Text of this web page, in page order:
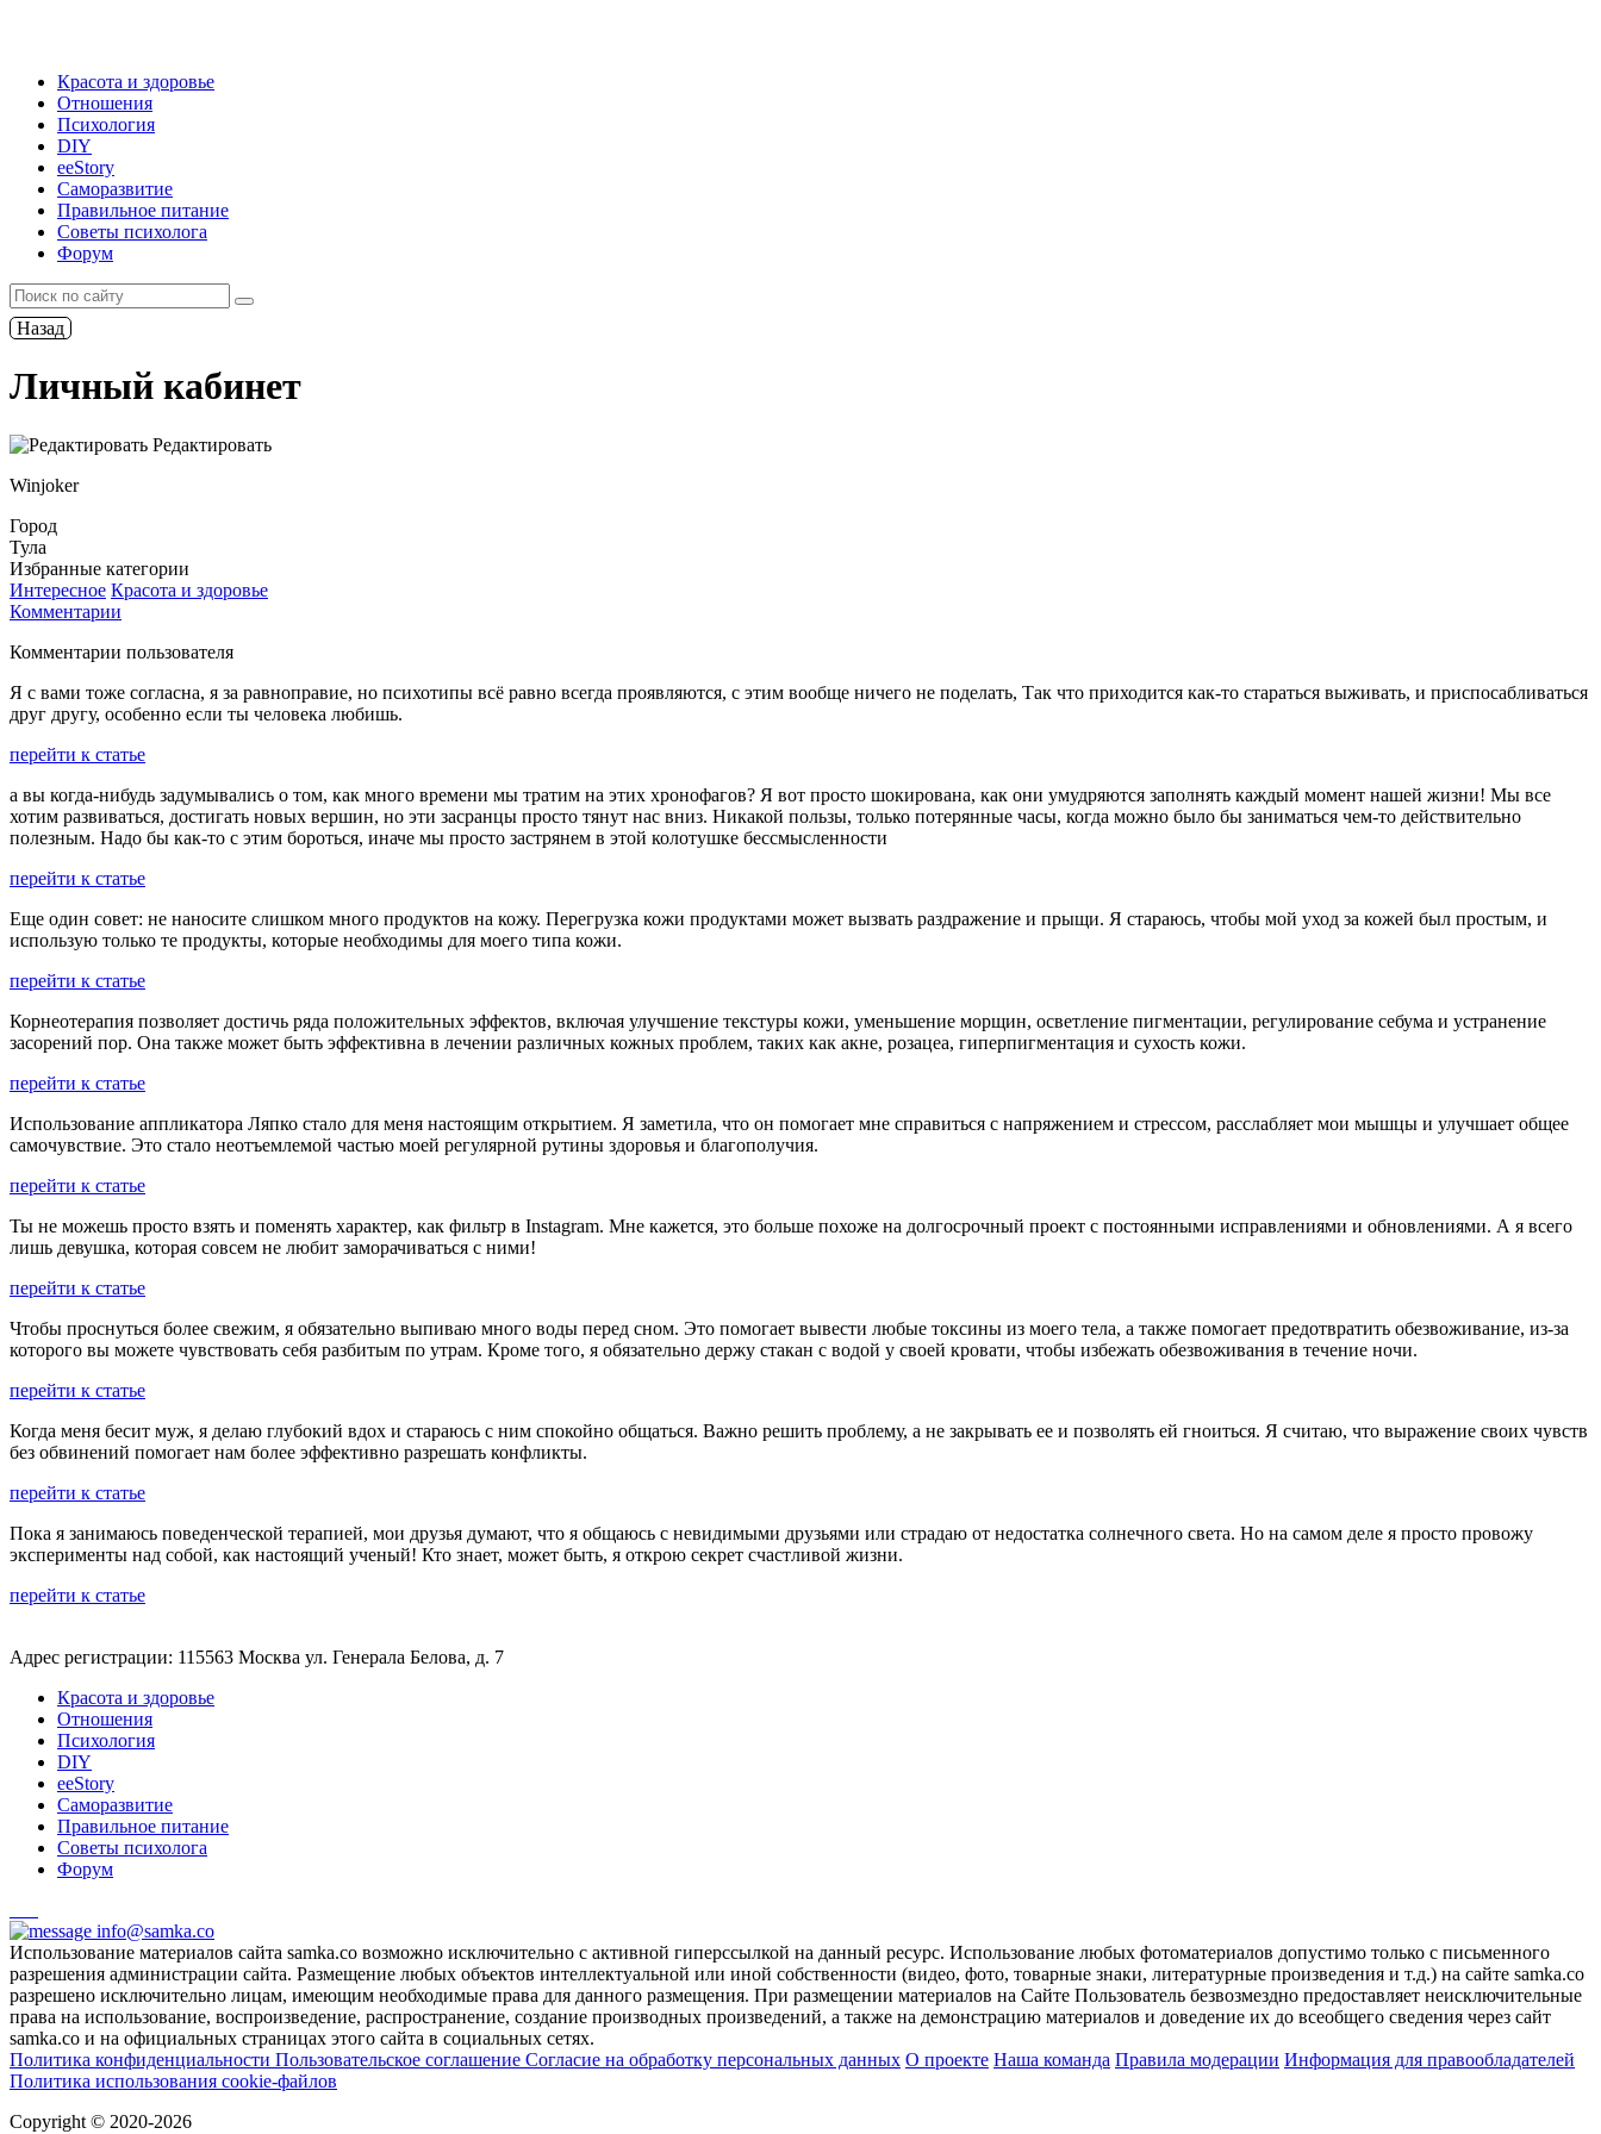
Красота и здоровье
Отношения
Психология
DIY
ееStory
Саморазвитие
Правильное питание
Советы психолога
Форум
Назад
Личный кабинет
Редактировать
Winjoker
Город
Тула
Избранные категории
Интересное Красота и здоровье
Комментарии
Комментарии пользователя
Я с вами тоже согласна, я за равноправие, но психотипы всё равно всегда проявляются, с этим вообще ничего не поделать, Так что приходится как-то стараться выживать, и приспосабливаться
друг другу, особенно если ты человека любишь.
перейти к статье
а вы когда-нибудь задумывались о том, как много времени мы тратим на этих хронофагов? Я вот просто шокирована, как они умудряются заполнять каждый момент нашей жизни! Мы все
хотим развиваться, достигать новых вершин, но эти засранцы просто тянут нас вниз. Никакой пользы, только потерянные часы, когда можно было бы заниматься чем-то действительно
полезным. Надо бы как-то с этим бороться, иначе мы просто застрянем в этой колотушке бессмысленности
перейти к статье
Еще один совет: не наносите слишком много продуктов на кожу. Перегрузка кожи продуктами может вызвать раздражение и прыщи. Я стараюсь, чтобы мой уход за кожей был простым, и
использую только те продукты, которые необходимы для моего типа кожи.
перейти к статье
Корнеотерапия позволяет достичь ряда положительных эффектов, включая улучшение текстуры кожи, уменьшение морщин, осветление пигментации, регулирование себума и устранение
засорений пор. Она также может быть эффективна в лечении различных кожных проблем, таких как акне, розацеа, гиперпигментация и сухость кожи.
перейти к статье
Использование аппликатора Ляпко стало для меня настоящим открытием. Я заметила, что он помогает мне справиться с напряжением и стрессом, расслабляет мои мышцы и улучшает общее
самочувствие. Это стало неотъемлемой частью моей регулярной рутины здоровья и благополучия.
перейти к статье
Ты не можешь просто взять и поменять характер, как фильтр в Instagram. Мне кажется, это больше похоже на долгосрочный проект с постоянными исправлениями и обновлениями. А я всего
лишь девушка, которая совсем не любит заморачиваться с ними!
перейти к статье
Чтобы проснуться более свежим, я обязательно выпиваю много воды перед сном. Это помогает вывести любые токсины из моего тела, а также помогает предотвратить обезвоживание, из-за
которого вы можете чувствовать себя разбитым по утрам. Кроме того, я обязательно держу стакан с водой у своей кровати, чтобы избежать обезвоживания в течение ночи.
перейти к статье
Когда меня бесит муж, я делаю глубокий вдох и стараюсь с ним спокойно общаться. Важно решить проблему, а не закрывать ее и позволять ей гноиться. Я считаю, что выражение своих чувств
без обвинений помогает нам более эффективно разрешать конфликты.
перейти к статье
Пока я занимаюсь поведенческой терапией, мои друзья думают, что я общаюсь с невидимыми друзьями или страдаю от недостатка солнечного света. Но на самом деле я просто провожу
эксперименты над собой, как настоящий ученый! Кто знает, может быть, я открою секрет счастливой жизни.
перейти к статье
Адрес регистрации: 115563 Москва ул. Генерала Белова, д. 7
Красота и здоровье
Отношения
Психология
DIY
ееStory
Саморазвитие
Правильное питание
Советы психолога
Форум
info@samka.co
Использование материалов сайта samka.co возможно исключительно с активной гиперссылкой на данный ресурс. Использование любых фотоматериалов допустимо только с письменного
разрешения администрации сайта. Размещение любых объектов интеллектуальной или иной собственности (видео, фото, товарные знаки, литературные произведения и т.д.) на сайте samka.co
разрешено исключительно лицам, имеющим необходимые права для данного размещения. При размещении материалов на Сайте Пользователь безвозмездно предоставляет неисключительные
права на использование, воспроизведение, распространение, создание производных произведений, а также на демонстрацию материалов и доведение их до всеобщего сведения через сайт
samka.co и на официальных страницах этого сайта в социальных сетях.
Политика конфиденциальности Пользовательское соглашение Согласие на обработку персональных данных О проекте Наша команда Правила модерации Информация для правообладателей
Политика использования cookie-файлов
Copyright © 2020-2026